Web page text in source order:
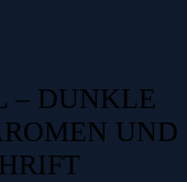
– DUNKLE
UND